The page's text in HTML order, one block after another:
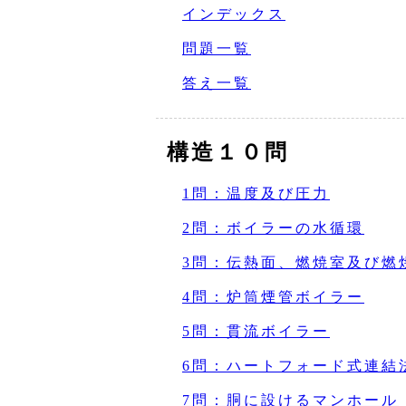
インデックス
問題一覧
答え一覧
構造１０問
1問：温度及び圧力
2問：ボイラーの水循環
3問：伝熱面、燃焼室及び燃
4問：炉筒煙管ボイラー
5問：貫流ボイラー
6問：ハートフォード式連結
7問：胴に設けるマンホール